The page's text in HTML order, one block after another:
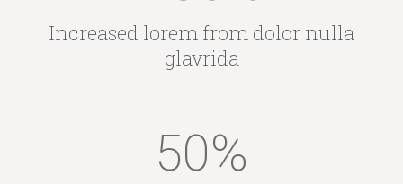
Increased lorem from dolor nulla
glavrida
50%